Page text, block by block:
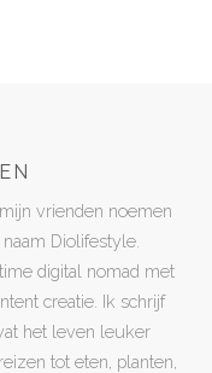
vrienden noemen
Diolifestyle.
digital nomad met
creatie. Ik schrijf
het leven leuker
tot eten, planten,